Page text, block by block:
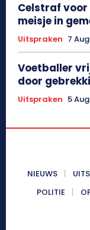
Celstraf
meisje in
Uitspraken 7
Voetballer
door
Uitspraken 5
NIEUWS
POLITIE